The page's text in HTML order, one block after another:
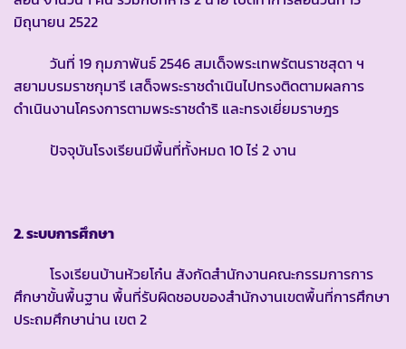
มิถุนายน 2522
วันที่ 19 กุมภาพันธ์ 2546 สมเด็จพระเทพรัตนราชสุดา ฯ
สยามบรมราชกุมารี เสด็จพระราชดำเนินไปทรงติดตามผลการ
ดำเนินงานโครงการตามพระราชดำริ และทรงเยี่ยมราษฎร
ปัจจุบันโรงเรียนมีพื้นที่ทั้งหมด 10 ไร่ 2 งาน
2. ระบบการศึกษา
โรงเรียนบ้านห้วยโก๋น สังกัดสำนักงานคณะกรรมการการ
ศึกษาขั้นพื้นฐาน พื้นที่รับผิดชอบของสำนักงานเขตพื้นที่การศึกษา
ประถมศึกษาน่าน เขต 2